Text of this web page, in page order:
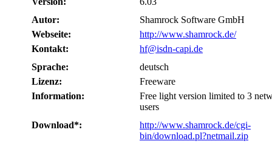
Autor:
Shamrock Software GmbH
Webseite:
http://www.shamrock.de/
Kontakt:
hf@isdn-capi.de
Sprache:
deutsch
Lizenz:
Freeware
Information:
Free light version limited to 3
users
Download*:
http://www.shamrock.de/cgi-
bin/download.pl?netmail.zip